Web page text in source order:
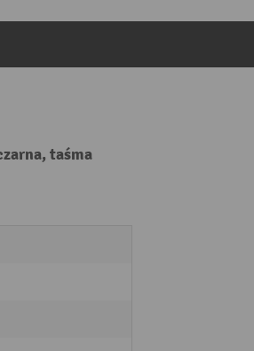
taśma